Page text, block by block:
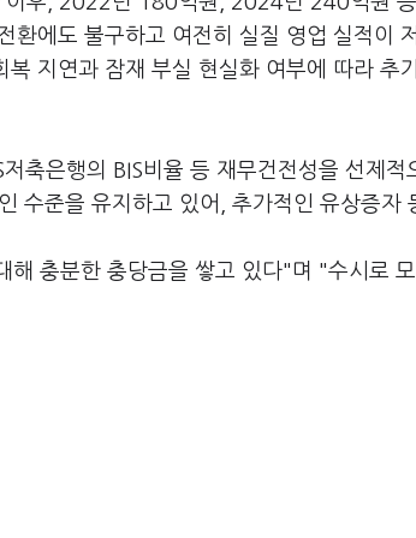
에도 불구하고 여전히 실질 영업 실적이
지연과 잠재 부실 현실화 여부에 따라 추
축은행의 BIS비율 등 재무건전성을 선제적
수준을 유지하고 있어, 추가적인 유상증자
충분한 충당금을 쌓고 있다"며 "수시로 모